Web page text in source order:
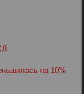
на 10%